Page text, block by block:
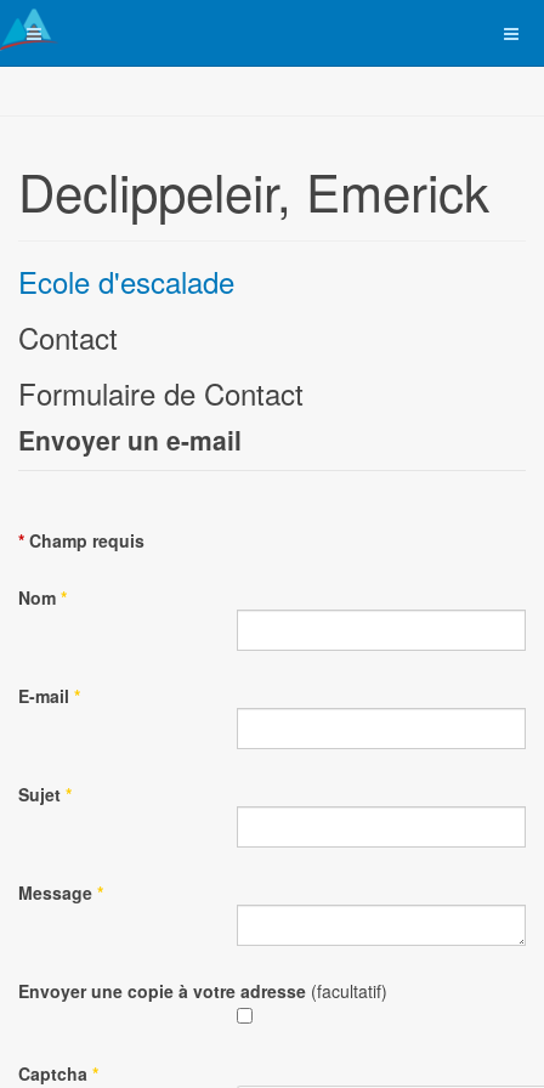
Declippeleir, Emerick
Ecole d'escalade
Contact
Formulaire de Contact
Envoyer un e-mail
* Champ requis
Nom *
E-mail *
Sujet *
Message *
Envoyer une copie à votre adresse (facultatif)
Captcha *